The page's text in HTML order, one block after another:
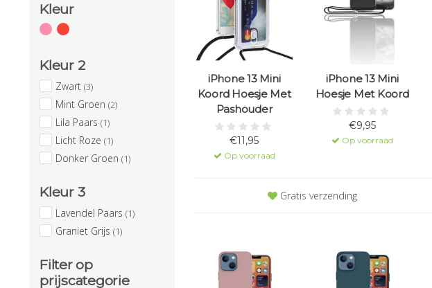
Kleur
Kleur 2
Zwart (3)
Mint Groen (2)
Lila Paars (1)
Licht Roze (1)
Donker Groen (1)
Kleur 3
Lavendel Paars (1)
Graniet Grijs (1)
Filter op
prijscategorie
iPhone 13 Mini
Koord Hoesje Met
Pashouder
€11,95
Op voorraad
iPhone 13 Mini
Hoesje Met Koord
€9,95
Op voorraad
Gratis verzending